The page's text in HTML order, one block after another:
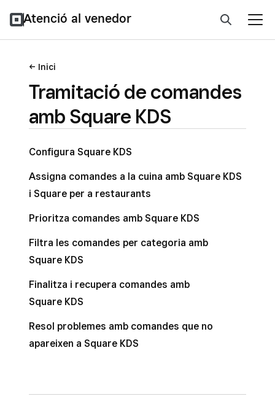
Atenció al venedor
Inici
Tramitació de comandes
amb Square KDS
Configura Square KDS
Assigna comandes a la cuina amb Square KDS
i Square per a restaurants
Prioritza comandes amb Square KDS
Filtra les comandes per categoria amb
Square KDS
Finalitza i recupera comandes amb
Square KDS
Resol problemes amb comandes que no
apareixen a Square KDS